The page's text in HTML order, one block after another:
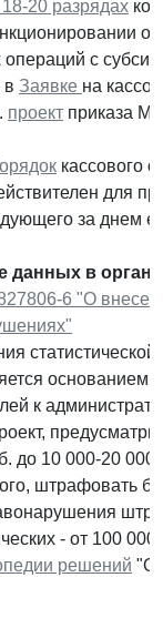
18-20 разрядах
с
в Заявке на
проект приказа
кассового
для
за днем
данных в
6 "О
основанием
к
до 10 000-20
штрафовать
- от 100
решений